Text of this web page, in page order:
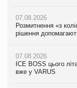
07.08.2026
Розмитнення «з
рішення
07.08.2026
ICE BOSS цього
вже у VARUS
07.08.2026
Розмитнення «з
рішення
07.08.2026
ICE BOSS цього
вже у VARUS
07.08.2026
Kraft Heinz
Продажі Hugo Boss